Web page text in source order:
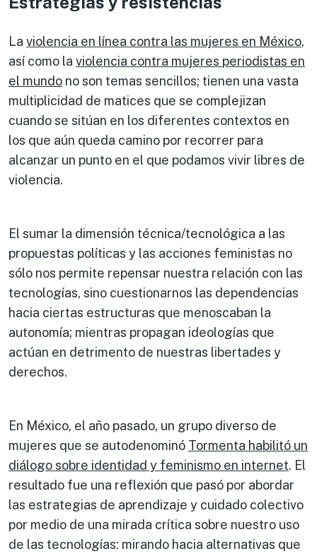
La violencia en línea contra las mujeres en México,
así como la violencia contra mujeres periodistas en
el mundo no son temas sencillos; tienen una vasta
multiplicidad de matices que se complejizan
cuando se sitúan en los diferentes contextos en
los que aún queda camino por recorrer para
alcanzar un punto en el que podamos vivir libres de
violencia.
El sumar la dimensión técnica/tecnológica a las
propuestas políticas y las acciones feministas no
sólo nos permite repensar nuestra relación con las
tecnologías, sino cuestionarnos las dependencias
hacia ciertas estructuras que menoscaban la
autonomía; mientras propagan ideologías que
actúan en detrimento de nuestras libertades y
derechos.
En México, el año pasado, un grupo diverso de
mujeres que se autodenominó Tormenta habilitó un
diálogo sobre identidad y feminismo en internet. El
resultado fue una reflexión que pasó por abordar
las estrategias de aprendizaje y cuidado colectivo
por medio de una mirada crítica sobre nuestro uso
de las tecnologías: mirando hacia alternativas que